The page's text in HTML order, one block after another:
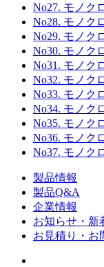
No27. モノク
No28. モノク
No29. モノク
No30. モノク
No31. モノク
No32. モノク
No33. モノク
No34. モノク
No35. モノク
No36. モノク
No37. モノク
製品情報
製品Q&A
企業情報
お知らせ・新
お見積り・お